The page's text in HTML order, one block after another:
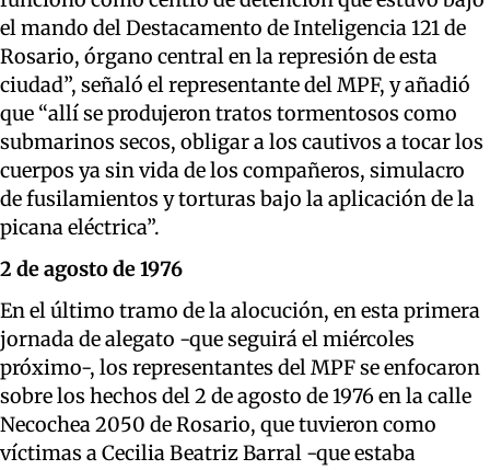
el mando del Destacamento de Inteligencia 121 de
Rosario, órgano central en la represión de esta
ciudad”, señaló el representante del MPF, y añadió
que “allí se produjeron tratos tormentosos como
submarinos secos, obligar a los cautivos a tocar los
cuerpos ya sin vida de los compañeros, simulacro
de fusilamientos y torturas bajo la aplicación de la
picana eléctrica”.
2 de agosto de 1976
En el último tramo de la alocución, en esta primera
jornada de alegato -que seguirá el miércoles
próximo-, los representantes del MPF se enfocaron
sobre los hechos del 2 de agosto de 1976 en la calle
Necochea 2050 de Rosario, que tuvieron como
víctimas a Cecilia Beatriz Barral -que estaba